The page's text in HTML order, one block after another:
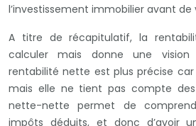
l’investissement immobilier avant de
A titre de récapitulatif, la
calculer mais donne une vision
rentabilité nette est plus précise
mais elle ne tient pas compte
nette-nette permet de
impôts déduits, et donc d’avoir